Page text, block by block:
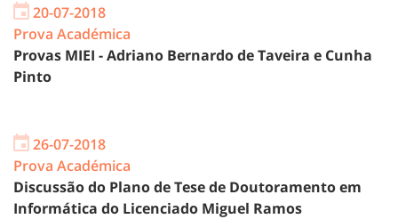
20-07-2018
Prova Académica
Provas MIEI - Adriano Bernardo de Taveira e Cunha
Pinto
26-07-2018
Prova Académica
Discussão do Plano de Tese de Doutoramento em
Informática do Licenciado Miguel Ramos